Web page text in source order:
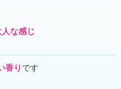
人な感じ
香り です